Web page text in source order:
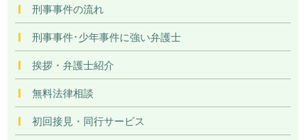
刑事事件の流れ
刑事事件･少年事件に強い弁護士
挨拶・弁護士紹介
無料法律相談
初回接見・同行サービス